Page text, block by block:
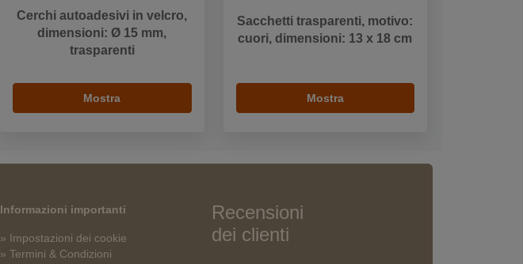
Cerchi autoadesivi in velcro,
dimensioni: Ø 15 mm,
trasparenti
Mostra
Sacchetti trasparenti, motivo:
cuori, dimensioni: 13 x 18 cm
Mostra
Informazioni importanti
» Impostazioni dei cookie
» Termini & Condizioni
Recensioni
dei clienti